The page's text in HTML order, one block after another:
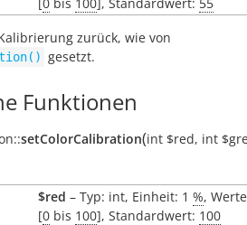
zurück, wie von
gesetzt.
Funktionen
setColorCalibration(int $red, int
$red – Typ: int, Einheit: 1 %,
[0 bis 100], Standardwert: 100